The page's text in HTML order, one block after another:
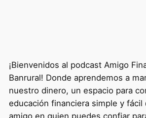
¡Bienvenidos al podcast Amigo
Banrural! Donde aprendemos a
nuestro dinero, un espacio para
educación financiera simple y fácil
amigo en quien puedes confiar